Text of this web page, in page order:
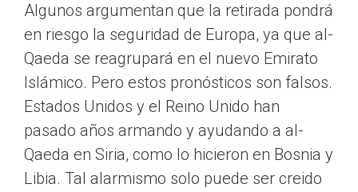
Algunos argumentan que la retirada pondrá
en riesgo la seguridad de Europa, ya que al-
Qaeda se reagrupará en el nuevo Emirato
Islámico. Pero estos pronósticos son falsos.
Estados Unidos y el Reino Unido han
pasado años armando y ayudando a al-
Qaeda en Siria, como lo hicieron en Bosnia y
Libia. Tal alarmismo solo puede ser creido